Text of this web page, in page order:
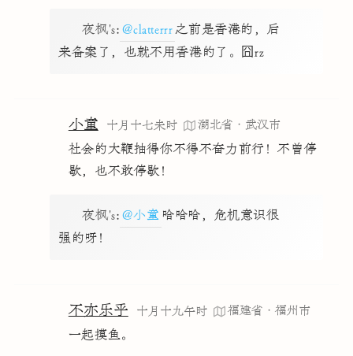
夜枫's: @clatterrr之前是香港的，后
来备案了，也就不用香港的了。囧rz
小童 十月十七未时
湖北省·武汉市
社会的大鞭抽得你不得不奋力前行！不曾停
歇，也不敢停歇！
夜枫's: @小童 哈哈哈，危机意识很
强的呀！
不亦乐乎 十月十九午时
福建省·福州市
一起摸鱼。